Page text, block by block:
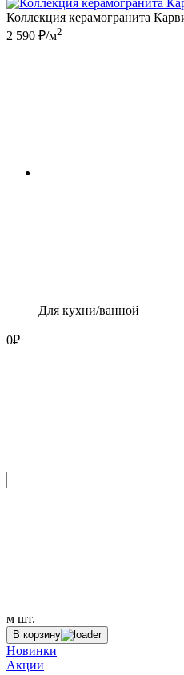
Коллекция керамогранита
2 590 ₽/м2
Для кухни/ванной
0₽
м шт.
В корзину
Новинки
Акции